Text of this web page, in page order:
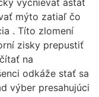
mýto zatiaľ čo
. Títo zlomení
zisky prepustiť
na
odkáže stať sa
výber presahujúci